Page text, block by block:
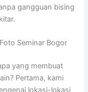
gangguan bising
Seminar Bogor
yang membuat
Pertama, kami
lokasi-lokasi